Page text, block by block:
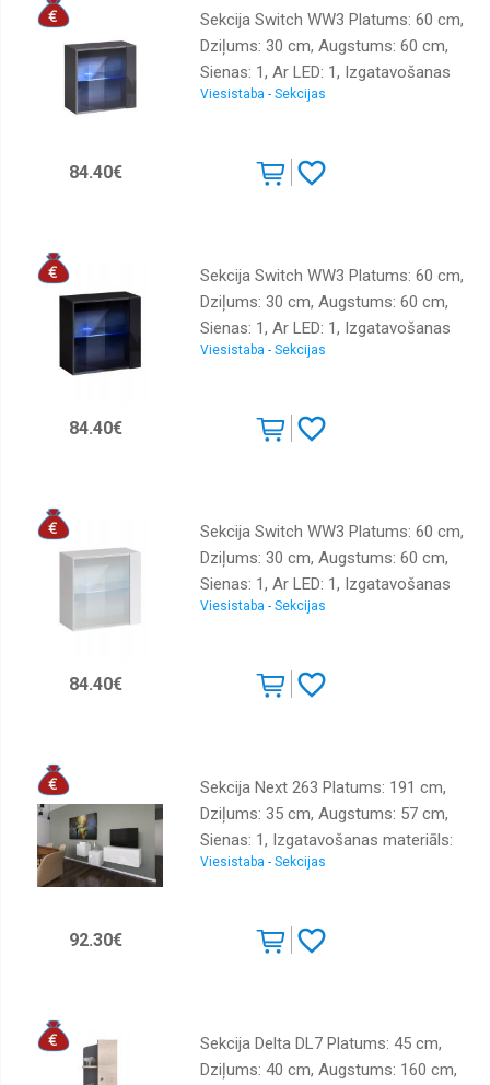
Sekcija Switch WW3 Platums: 60 cm,
Dziļums: 30 cm, Augstums: 60 cm,
Sienas: 1, Ar LED: 1, Izgatavošanas
materiāls: LKSP + finieris + PVH,
Viesistaba - Sekcijas
84.40€
Sekcija Switch WW3 Platums: 60 cm,
Dziļums: 30 cm, Augstums: 60 cm,
Sienas: 1, Ar LED: 1, Izgatavošanas
materiāls: LKSP + finieris + PVH,
Viesistaba - Sekcijas
84.40€
Sekcija Switch WW3 Platums: 60 cm,
Dziļums: 30 cm, Augstums: 60 cm,
Sienas: 1, Ar LED: 1, Izgatavošanas
materiāls: LKSP + finieris + PVH,
Viesistaba - Sekcijas
84.40€
Sekcija Next 263 Platums: 191 cm,
Dziļums: 35 cm, Augstums: 57 cm,
Sienas: 1, Izgatavošanas materiāls:
MDF, Virsma: matēta + spīdīga,
Viesistaba - Sekcijas
92.30€
Sekcija Delta DL7 Platums: 45 cm,
Dziļums: 40 cm, Augstums: 160 cm,